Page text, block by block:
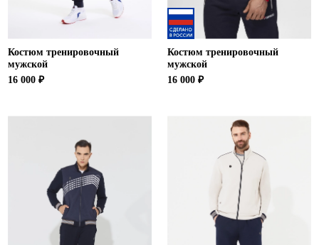
Костюм тренировочный
мужской
16 000 ₽
Костюм тренировочный
мужской
16 000 ₽